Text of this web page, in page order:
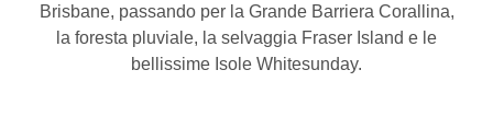
Brisbane, passando per la Grande Barriera Corallina,
la foresta pluviale, la selvaggia Fraser Island e le
bellissime Isole Whitesunday.